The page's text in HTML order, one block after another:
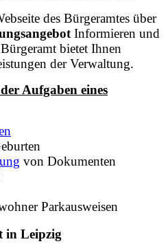
des Bürgeramtes über
Informieren und
bietet Ihnen
der Verwaltung.
Aufgaben eines
von Dokumenten
Parkausweisen
in Leipzig